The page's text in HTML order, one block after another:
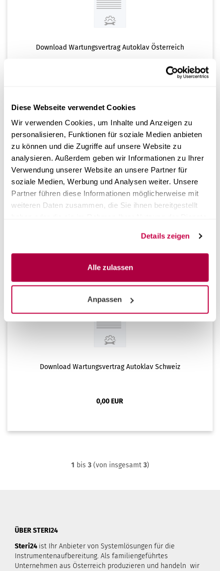
Diese Webseite verwendet Cookies
Wir verwenden Cookies, um Inhalte und Anzeigen zu
personalisieren, Funktionen für soziale Medien anbieten
zu können und die Zugriffe auf unsere Website zu
analysieren. Außerdem geben wir Informationen zu Ihrer
Verwendung unserer Website an unsere Partner für
soziale Medien, Werbung und Analysen weiter. Unsere
Partner führen diese Informationen möglicherweise mit
weiteren Daten zusammen, die Sie ihnen bereitgestellt
Details zeigen
Alle zulassen
Anpassen
Download Wartungsvertrag Autoklav Österreich
Download Wartungsvertrag Autoklav Deutschland
Download Wartungsvertrag Autoklav Schweiz
0,00 EUR
1 bis 3(von insgesamt 3)
ÜBER STERI24
Steri24 ist Ihr Anbieter von Systemlösungen für die
Instrumentenaufbereitung. Als familiengeführtes
Unternehmen aus Österreich produzieren und handeln wir